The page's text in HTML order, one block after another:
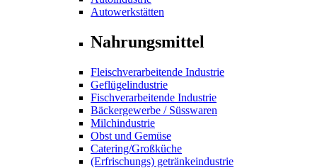
Autowerkstätten
Nahrungsmittel
Fleischverarbeitende Industrie
Geflügelindustrie
Fischverarbeitende Industrie
Bäckergewerbe / Süsswaren
Milchindustrie
Obst und Gemüse
Catering/Großküche
(Erfrischungs) getränkeindustrie